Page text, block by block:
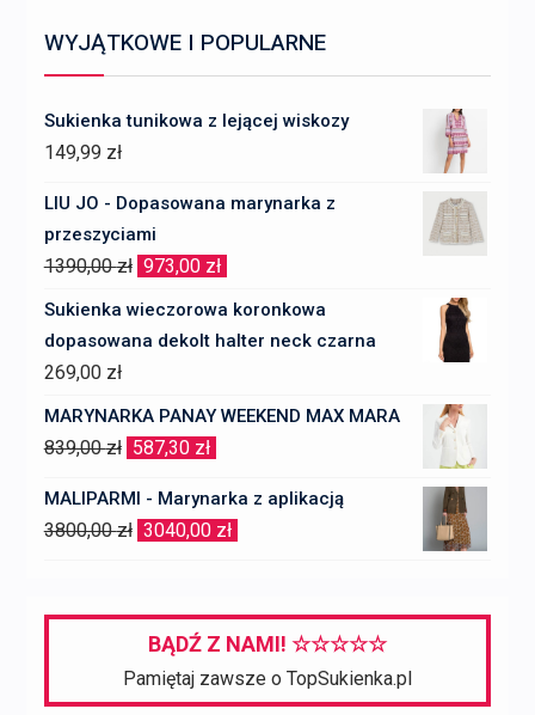
WYJĄTKOWE I POPULARNE
Sukienka tunikowa z lejącej wiskozy
149,99 zł
LIU JO - Dopasowana marynarka z
przeszyciami
1390,00zł Pierwotna
cena
wynosiła:
973,00 zł
cena
wynosi:
Sukienka wieczorowa koronkowa
dopasowana dekolt halter neck czarna
269,00 zł
MARYNARKA PANAY WEEKEND MAX MARA
839,00zł Pierwotna
wynosiła:
839,00 zł.
587,30 zł
587,30 zł.
MALIPARMI - Marynarka z aplikacją
3800,00zł Pierwotna
3800,00 zł.
3040,00 zł
3040,00 zł.
BĄDŹ Z NAMI! ☆☆☆☆☆
Pamiętaj zawsze o TopSukienka.pl